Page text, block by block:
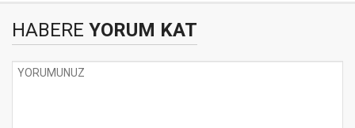
HABERE YORUM KAT